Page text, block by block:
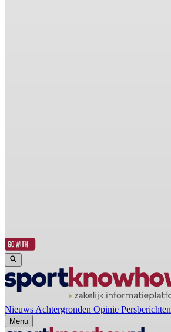
Nieuws Achtergronden Opinie Persberichten
Menu